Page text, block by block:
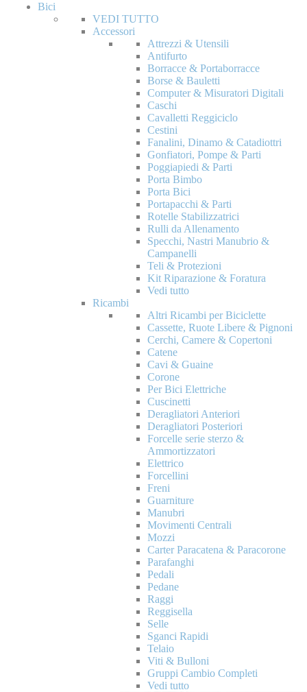
Bici
VEDI TUTTO
Accessori
Attrezzi & Utensili
Antifurto
Borracce & Portaborracce
Borse & Bauletti
Computer & Misuratori Digitali
Caschi
Cavalletti Reggiciclo
Cestini
Fanalini, Dinamo & Catadiottri
Gonfiatori, Pompe & Parti
Poggiapiedi & Parti
Porta Bimbo
Porta Bici
Portapacchi & Parti
Rotelle Stabilizzatrici
Rulli da Allenamento
Specchi, Nastri Manubrio &
Campanelli
Teli & Protezioni
Kit Riparazione & Foratura
Vedi tutto
Ricambi
Altri Ricambi per Biciclette
Cassette, Ruote Libere & Pignoni
Cerchi, Camere & Copertoni
Catene
Cavi & Guaine
Corone
Per Bici Elettriche
Cuscinetti
Deragliatori Anteriori
Deragliatori Posteriori
Forcelle serie sterzo &
Ammortizzatori
Elettrico
Forcellini
Freni
Guarniture
Manubri
Movimenti Centrali
Mozzi
Carter Paracatena & Paracorone
Parafanghi
Pedali
Pedane
Raggi
Reggisella
Selle
Sganci Rapidi
Telaio
Viti & Bulloni
Gruppi Cambio Completi
Vedi tutto